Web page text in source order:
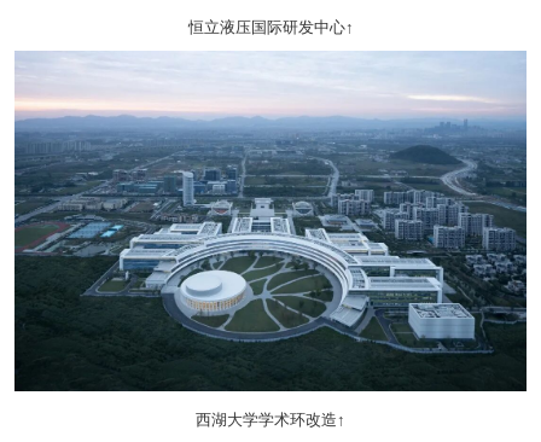
恒立液压国际研发中心↑
西湖大学学术环改造↑